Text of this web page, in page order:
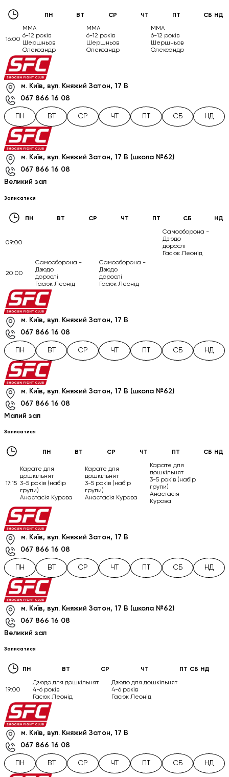
ПН ВТ СР ЧТ ПТ СБ НД
16:00
ММА
6-12 років
Шершньов
Олександр
ММА
6-12 років
Шершньов
Олександр
ММА
6-12 років
Шершньов
Олександр
м. Київ, вул. Княжий Затон, 17 В
067 866 16 08
ПН ВТ СР ЧТ СБ НД
м. Київ, вул. Княжий Затон, 17 В (школа №62)
067 866 16 08
Великий зал
Записатися
ПН ВТ СР ЧТ ПТ СБ НД
09:00
Самооборона -
Дзюдо
дорослі
Гасюк Леонід
20:00
Самооборона -
Дзюдо
дорослі
Гасюк Леонід
Самооборона -
Дзюдо
дорослі
Гасюк Леонід
м. Київ, вул. Княжий Затон, 17 В
067 866 16 08
ПН ВТ СР ЧТ ПТ СБ НД
м. Київ, вул. Княжий Затон, 17 В (школа №62)
067 866 16 08
Малий зал
Записатися
ПН ВТ СР ЧТ ПТ СБ НД
17:15
Карате для
дошкільнят
3-5 років (набір
групи)
Анастасія Курова
Карате для
дошкільнят
3-5 років (набір
групи)
Анастасія Курова
Карате для
дошкільнят
3-5 років (набір
групи)
Анастасія
Курова
м. Київ, вул. Княжий Затон, 17 В
067 866 16 08
ПН ВТ СР ЧТ ПТ СБ НД
м. Київ, вул. Княжий Затон, 17 В (школа №62)
067 866 16 08
Великий зал
Записатися
ПН ВТ СР ЧТ ПТ СБ НД
19:00
Дзюдо для дошкільнят
4-6 років
Гасюк Леонід
Дзюдо для дошкільнят
4-6 років
Гасюк Леонід
м. Київ, вул. Княжий Затон, 17 В
067 866 16 08
ПН ВТ СР ЧТ СБ НД